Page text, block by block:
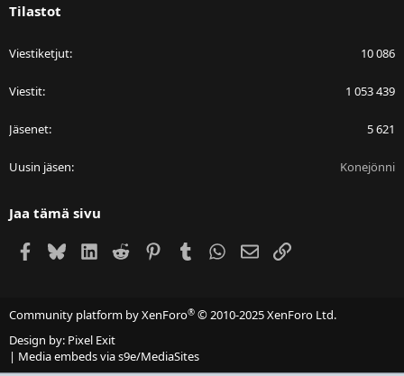
Tilastot
Viestiketjut 10 086
Viestit 1 053 439
Jäsenet 5 621
Uusin jäsen Konejönni
Jaa tämä sivu
Facebook
BlueskyLinkedIn
Reddit PinterestTumblr WhatsApp
Sähköposti
Linkki
Community platform by XenForo® © 2010-2025 XenForo Ltd.
Design by: Pixel Exit
| Media embeds via s9e/MediaSites